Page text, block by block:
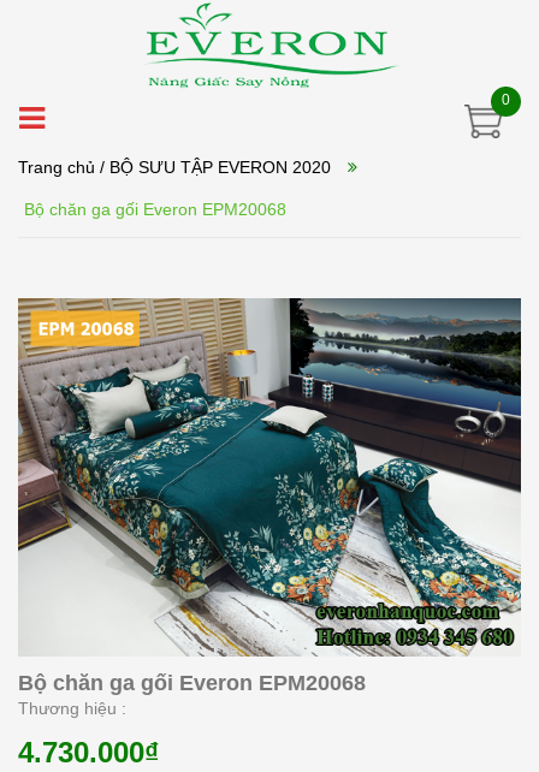
0
Trang chủ / BỘ SƯU TẬP EVERON 2020
Bộ chăn ga gối Everon EPM20068
Bộ chăn ga gối Everon EPM20068
Thương hiệu :
4.730.000₫